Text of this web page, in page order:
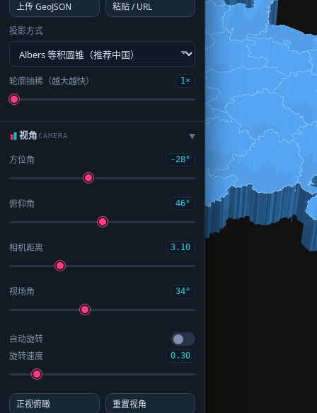
上传 GeoJSON
粘贴 / URL
投影方式
轮廓抽稀（越大越快） 1×
视角CAMERA ▶
方位角 -28°
俯仰角 46°
相机距离 3.10
视场角 34°
自动旋转
旋转速度
0.30
正视俯瞰 重置视角